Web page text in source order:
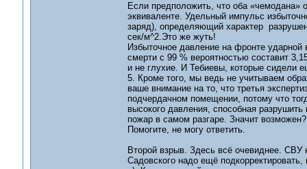
Если предположить, что оба «чемодана»
эквиваленте. Удельный импульс
заряд), определяющий характер
сек/м^2.Это же жуть!
Избыточное давление на фронте
смерти с 99 % вероятностью составит
и не глухие. И Тебиевы, которые сидели
5. Кроме того, мы ведь не учитываем
ваше внимание на то, что третья
подчердачном помещении, потому что
высокого давления, способная
пожар в самом разгаре. Значит возможен?
Помогите, не могу ответить.
Второй взрыв. Здесь всё очевиднее. СВУ
Садовского надо ещё подкорректировать,